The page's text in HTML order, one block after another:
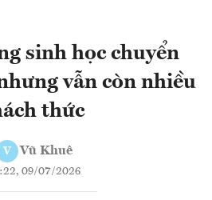
sinh học chuyển
vẫn còn nhiều
thức
V Vũ Khuê
09/07/2026